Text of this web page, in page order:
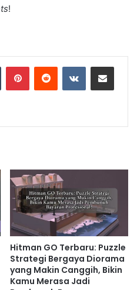
!
Hitman GO Terbaru: Puzzle
Strategi Bergaya Diorama
yang Makin Canggih, Bikin
Kamu Merasa Jadi